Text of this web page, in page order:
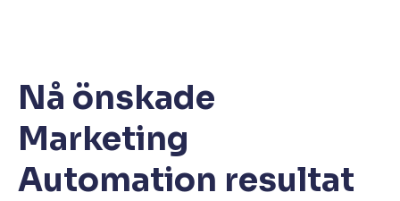
Nå önskade
Marketing
Automation resultat